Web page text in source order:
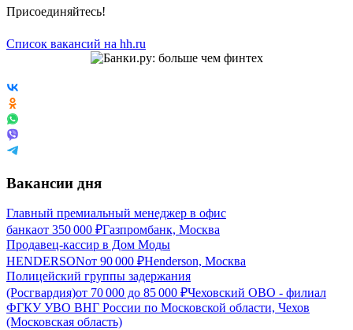
Присоединяйтесь!
Список вакансий на hh.ru
Вакансии дня
Главный премиальный менеджер в офис
банкаот 350 000 ₽Газпромбанк, Москва
Продавец-кассир в Дом Моды
HENDERSONот 90 000 ₽Henderson, Москва
Полицейский группы задержания
(Росгвардия)от 70 000 до 85 000 ₽Чеховский ОВО - филиал
ФГКУ УВО ВНГ России по Московской области, Чехов
(Московская область)